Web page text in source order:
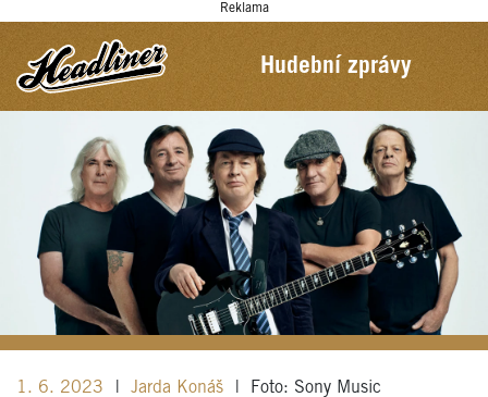
Reklama
Hudební zprávy
1. 6. 2023 Jarda Konáš Foto: Sony Music